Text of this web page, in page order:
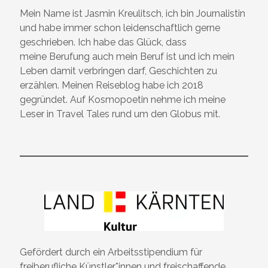
Mein Name ist Jasmin Kreulitsch, ich bin Journalistin
und habe immer schon leidenschaftlich gerne
geschrieben. Ich habe das Glück, dass
meine Berufung auch mein Beruf ist und ich mein
Leben damit verbringen darf, Geschichten zu
erzählen. Meinen Reiseblog habe ich 2018
gegründet. Auf Kosmopoetin nehme ich meine
Leser in Travel Tales rund um den Globus mit.
Gefördert durch ein Arbeitsstipendium für